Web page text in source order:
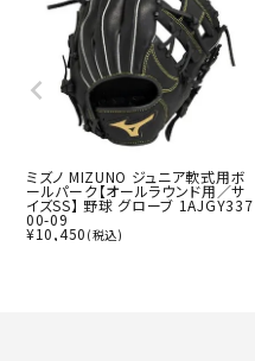
ミズノ MIZUNO ジュニア軟式用ボ
ールパーク【オールラウンド用／サ
イズSS】 野球 グローブ 1AJGY337
00-09
¥10,450 (税込)